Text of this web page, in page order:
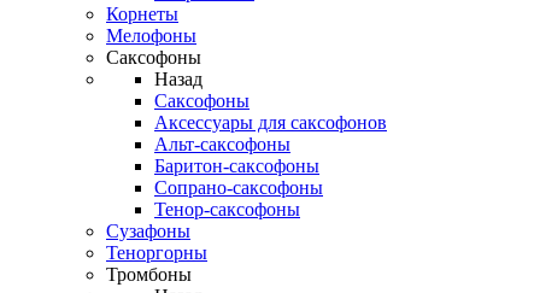
Корнеты
Мелофоны
Саксофоны
Назад
Саксофоны
Аксессуары для саксофонов
Альт-саксофоны
Баритон-саксофоны
Сопрано-саксофоны
Тенор-саксофоны
Сузафоны
Теноргорны
Тромбоны